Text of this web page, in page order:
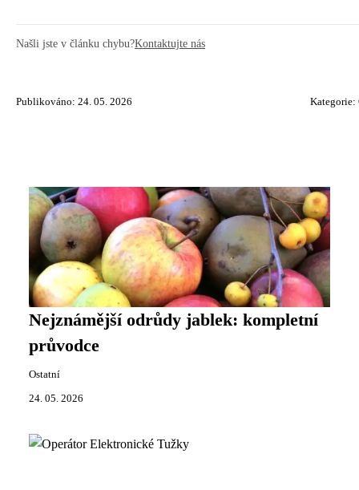
Našli jste v článku chybu?Kontaktujte nás
Publikováno: 24. 05. 2026 Kategorie:
Nejznámější odrůdy jablek: kompletní
průvodce
Ostatní
24. 05. 2026